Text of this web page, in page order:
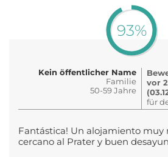
93%
Kein öffentlicher Name
Familie
50-59 Jahre
vor
für
Fantástica! Un alojamiento muy
cercano al Prater y buen